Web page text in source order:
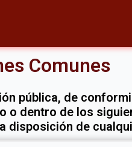
Comunes
pública, de
o dentro de los
disposición de